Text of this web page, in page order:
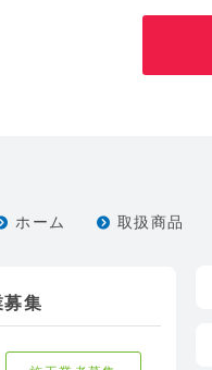
ホーム 取扱商品
募集